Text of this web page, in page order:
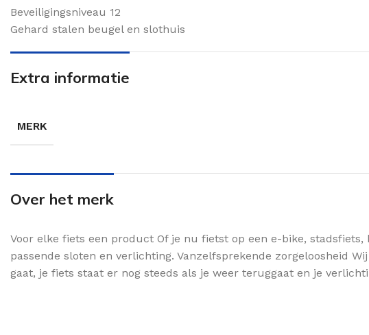
Beveiligingsniveau 12
Gehard stalen beugel en slothuis
Extra informatie
MERK
Over het merk
Voor elke fiets een product Of je nu fietst op een e-bike,
passende sloten en verlichting. Vanzelfsprekende zorgeloosheid
gaat, je fiets staat er nog steeds als je weer teruggaat en je